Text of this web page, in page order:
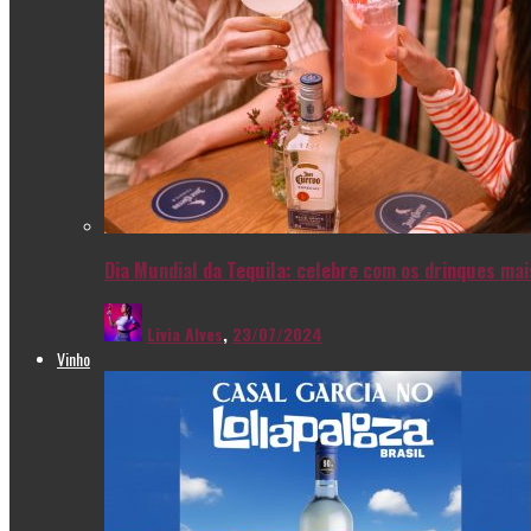
Dia Mundial da Tequila: celebre com os drinques
Livia Alves, 23/07/2024
Vinho